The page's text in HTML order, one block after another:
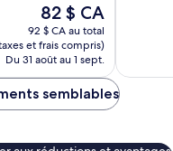
Le
prix
est
de
82 $ CA
82 $ CA
92 $ CA au total
et frais compris)
Du 31 août au 1 sept.
semblables